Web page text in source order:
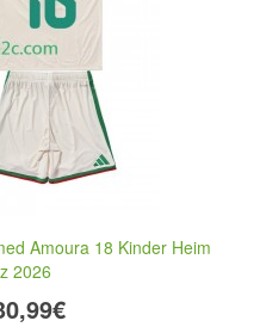
Amoura 18 Kinder Heim
2026